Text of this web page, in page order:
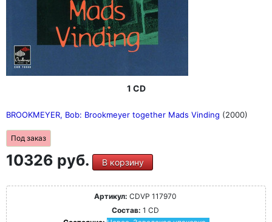
1 CD
BROOKMEYER, Bob: Brookmeyer together Mads Vinding (2000)
Под заказ
10326 руб. В корзину
Артикул: CDVP 117970
Состав: 1 CD